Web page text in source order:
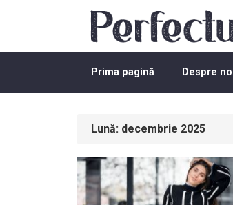
Prima pagină Despre
Lună: decembrie 2025